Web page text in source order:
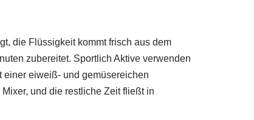
die Flüssigkeit kommt frisch aus dem
zubereitet. Sportlich Aktive verwenden
einer eiweiß- und gemüsereichen
und die restliche Zeit fließt in